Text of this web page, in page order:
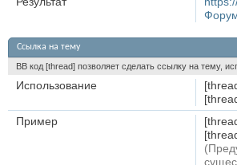
Ссылка на тему
BB код [thread] позволяет сделать ссылку на тему,
Использование
Пример